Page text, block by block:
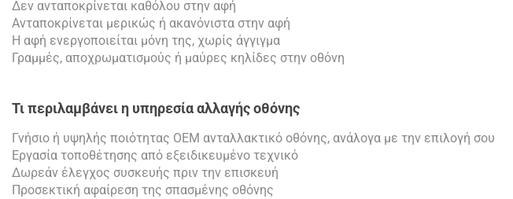
Δεν ανταποκρίνεται καθόλου στην αφή
Ανταποκρίνεται μερικώς ή ακανόνιστα στην αφή
Η αφή ενεργοποιείται μόνη της, χωρίς άγγιγμα
Γραμμές, αποχρωματισμούς ή μαύρες κηλίδες στην οθόνη
Τι περιλαμβάνει η υπηρεσία αλλαγής οθόνης
Γνήσιο ή υψηλής ποιότητας OEM ανταλλακτικό οθόνης, ανάλογα με την επιλογή σου
Εργασία τοποθέτησης από εξειδικευμένο τεχνικό
Δωρεάν έλεγχος συσκευής πριν την επισκευή
Προσεκτική αφαίρεση της σπασμένης οθόνης